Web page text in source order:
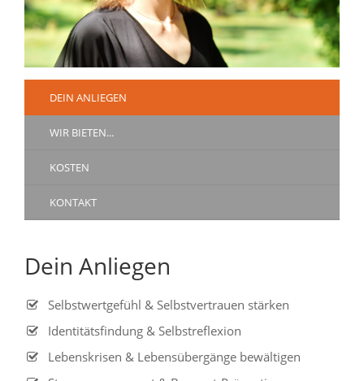
DEIN ANLIEGEN
WIR BIETEN...
KOSTEN
KONTAKT
Dein Anliegen
Selbstwertgefühl & Selbstvertrauen stärken
Identitätsfindung & Selbstreflexion
Lebenskrisen & Lebensübergänge bewältigen